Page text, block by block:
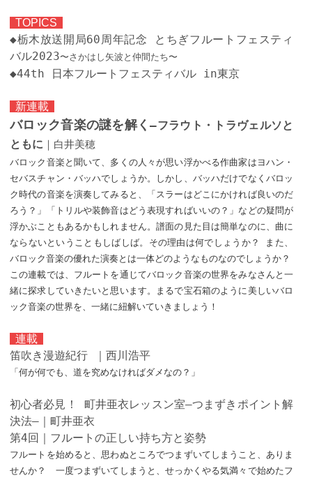
TOPICS
◆栃木放送開局60周年記念 とちぎフルートフェスティ
バル2023〜さかはし矢波と仲間たち〜
◆44th 日本フルートフェスティバル in東京
新連載
バロック音楽の謎を解く—フラウト・トラヴェルソと
ともに ｜白井美穂
バロック音楽と聞いて、多くの人々が思い浮かべる作曲家はヨハン・
セバスチャン・バッハでしょうか。しかし、バッハだけでなくバロッ
ク時代の音楽を演奏してみると、「スラーはどこにかければ良いのだ
ろう？」「トリルや装飾音はどう表現すればいいの？」などの疑問が
浮かぶこともあるかもしれません。譜面の見た目は簡単なのに、曲に
ならないということもしばしば。その理由は何でしょうか？ また、
バロック音楽の優れた演奏とは一体どのようなものなのでしょうか？
この連載では、フルートを通じてバロック音楽の世界をみなさんと一
緒に探求していきたいと思います。まるで宝石箱のように美しいバロ
ック音楽の世界を、一緒に紐解いていきましょう！
連載
笛吹き漫遊紀行 ｜西川浩平
「何が何でも、道を究めなければダメなの？」
初心者必見！ 町井亜衣レッスン室—つまずきポイント解
決法—｜町井亜衣
第4回｜フルートの正しい持ち方と姿勢
フルートを始めると、思わぬところでつまずいてしまうこと、ありま
せんか？ 一度つまずいてしまうと、せっかくやる気満々で始めたフ